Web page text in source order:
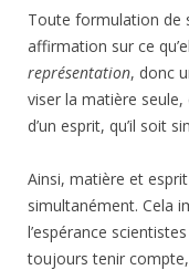
Toute formulation de
affirmation sur ce
représentation, donc
viser la matière seule,
d’un esprit, qu’il soit
Ainsi, matière et
simultanément. Cela
l’espérance
toujours tenir